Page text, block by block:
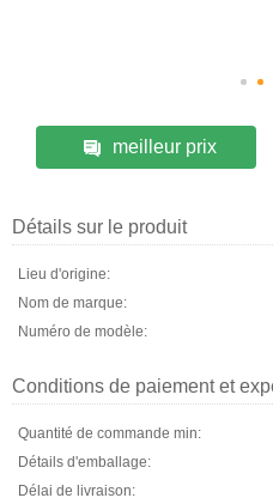
meilleur prix
Détails sur le produit
Lieu d'origine:
Nom de marque:
Numéro de modèle:
Conditions de paiement et
Quantité de commande min:
Détails d'emballage:
Délai de livraison: